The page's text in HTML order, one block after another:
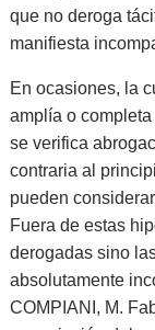
que no deroga
manifiesta
En ocasiones, la
amplía o
se verifica
contraria al
pueden
Fuera de estas
derogadas sino
absolutamente
COMPIANI, M.